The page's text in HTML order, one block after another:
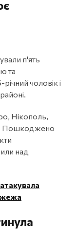
п'ять
та
чоловік і
Нікополь,
Пошкоджено
над